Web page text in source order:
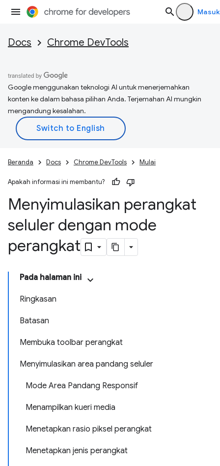
Masuk
Docs Chrome DevTools
Google menggunakan teknologi AI untuk menerjemahkan
konten ke dalam bahasa pilihan Anda. Terjemahan AI mungkin
mengandung kesalahan.
Beranda Docs Chrome DevTools Mulai
Apakah informasi ini membantu?
Menyimulasikan perangkat
seluler dengan mode
perangkat
Pada halaman ini
Ringkasan
Batasan
Membuka toolbar perangkat
Menyimulasikan area pandang seluler
Mode Area Pandang Responsif
Menampilkan kueri media
Menetapkan rasio piksel perangkat
Menetapkan jenis perangkat